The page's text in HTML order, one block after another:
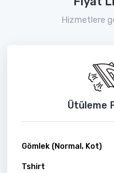
Hizmetlere
Ütüleme
Gömlek (Normal, Kot)
Tshirt